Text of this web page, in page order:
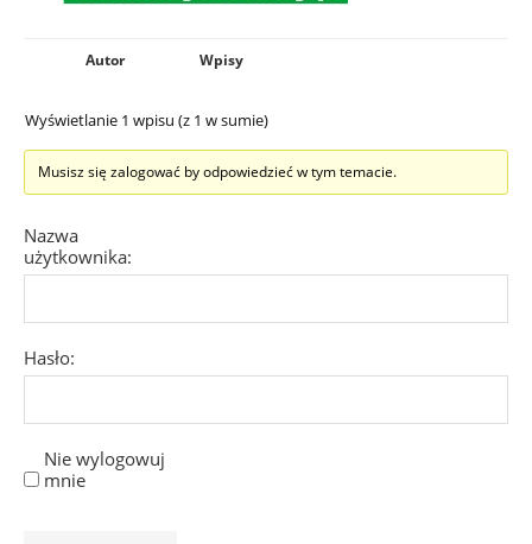
Autor Wpisy
Wyświetlanie 1 wpisu (z 1 w sumie)
Musisz się zalogować by odpowiedzieć w tym temacie.
Nazwa
użytkownika:
Hasło:
Nie wylogowuj
mnie